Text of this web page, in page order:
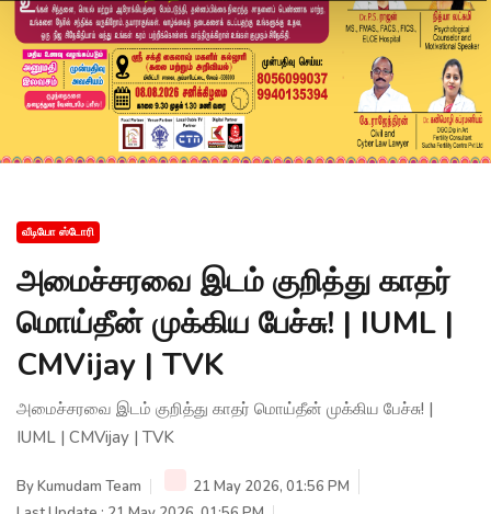
வீடியோ ஸ்டோரி
அமைச்சரவை இடம் குறித்து காதர்
மொய்தீன் முக்கிய பேச்சு! | IUML |
CMVijay | TVK
அமைச்சரவை இடம் குறித்து காதர் மொய்தீன் முக்கிய பேச்சு! |
IUML | CMVijay | TVK
ByKumudam Team
21 May 2026, 01:56 PM